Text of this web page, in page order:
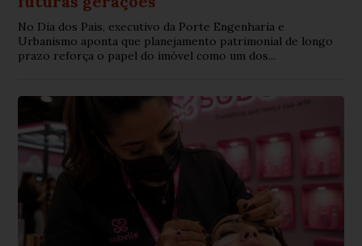
No Dia dos Pais, executivo da Porte Engenharia e
Urbanismo aponta que planejamento patrimonial de longo
prazo reforça o papel do imóvel como um dos...